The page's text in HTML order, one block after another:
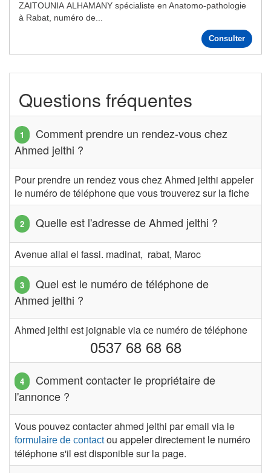
ZAITOUNIA ALHAMANY spécialiste en Anatomo-pathologie
à Rabat, numéro de...
Consulter
Questions fréquentes
Comment prendre un rendez-vous chez
Ahmed jelthi ?
Pour prendre un rendez vous chez Ahmed jelthi appeler
le numéro de téléphone que vous trouverez sur la fiche
Quelle est l'adresse de Ahmed jelthi ?
Avenue allal el fassi. madinat, rabat, Maroc
Quel est le numéro de téléphone de
Ahmed jelthi ?
Ahmed jelthi est joignable via ce numéro de téléphone
0537 68 68 68
Comment contacter le propriétaire de
l'annonce ?
Vous pouvez contacter ahmed jelthi par email via le
formulaire de contactou appeler directement le numéro
téléphone s'il est disponible sur la page.